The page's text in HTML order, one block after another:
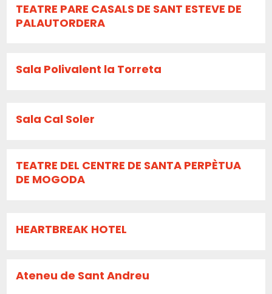
TEATRE PARE CASALS DE SANT ESTEVE DE
PALAUTORDERA
Sala Polivalent la Torreta
Sala Cal Soler
TEATRE DEL CENTRE DE SANTA PERPÈTUA
DE MOGODA
HEARTBREAK HOTEL
Ateneu de Sant Andreu